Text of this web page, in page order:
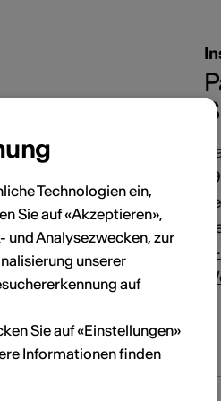
Technologien ein,
Sie auf «Akzeptieren»,
und Analysezwecken, zur
unserer
auf
Sie auf «Einstellungen»
Informationen finden